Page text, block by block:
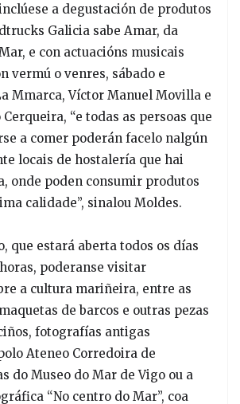
a degustación de produtos
Galicia sabe Amar, da
e con actuacións musicais
vermú o venres, sábado e
Mmarca, Víctor Manuel Movilla e
“e todas as persoas que
a comer poderán facelo nalgún
locais de hostalería que hai
onde poden consumir produtos
calidade”, sinalou Moldes.
que estará aberta todos os días
poderanse visitar
a cultura mariñeira, entre as
de barcos e outras pezas
fotografías antigas
Ateneo Corredoira de
do Museo do Mar de Vigo ou a
“No centro do Mar”, coa